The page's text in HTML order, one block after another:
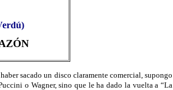
sacado un disco claramente comercial, supongo
o Wagner, sino que le ha dado la vuelta a “La